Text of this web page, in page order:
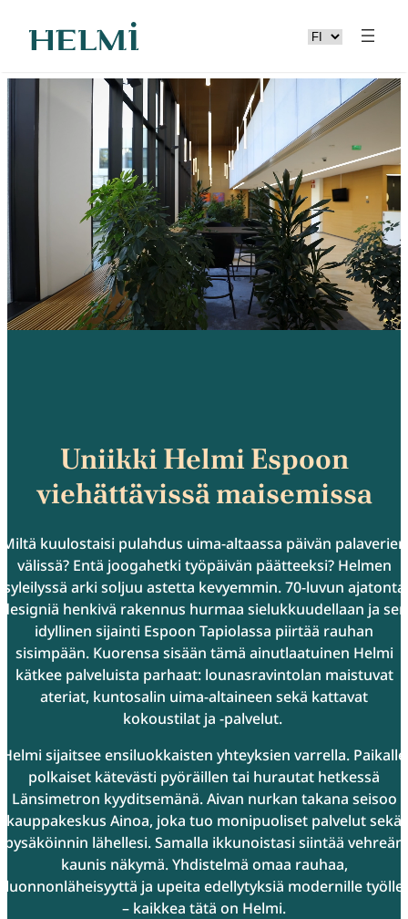
Valitse
Uniikki Helmi Espoon
viehättävissä maisemissa
Miltä kuulostaisi pulahdus uima-altaassa päivän palaverien
välissä? Entä joogahetki työpäivän päätteeksi? Helmen
syleilyssä arki soljuu astetta kevyemmin. 70-luvun ajatonta
designiä henkivä rakennus hurmaa sielukkuudellaan ja sen
idyllinen sijainti Espoon Tapiolassa piirtää rauhan
sisimpään. Kuorensa sisään tämä ainutlaatuinen Helmi
kätkee palveluista parhaat: lounasravintolan maistuvat
ateriat, kuntosalin uima-altaineen sekä kattavat
kokoustilat ja -palvelut.
Helmi sijaitsee ensiluokkaisten yhteyksien varrella. Paikalle
polkaiset kätevästi pyöräillen tai hurautat hetkessä
Länsimetron kyyditsemänä. Aivan nurkan takana seisoo
kauppakeskus Ainoa, joka tuo monipuoliset palvelut sekä
pysäköinnin lähellesi. Samalla ikkunoistasi siintää vehreän
kaunis näkymä. Yhdistelmä omaa rauhaa,
luonnonläheisyyttä ja upeita edellytyksiä modernille työlle
– kaikkea tätä on Helmi.